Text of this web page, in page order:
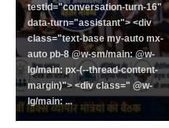
testid="conversation-turn-16"
data-turn="assistant"> <div
class="text-base my-auto mx-
auto pb-8 @w-sm/main: @w-
lg/main: px-(--thread-content-
margin)"> <div class=" @w-
lg/main: ...
Read More